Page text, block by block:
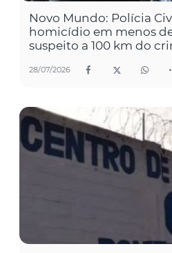
Novo Mundo: Polícia
homicídio em menos
suspeito a 100 km do
28/07/2026